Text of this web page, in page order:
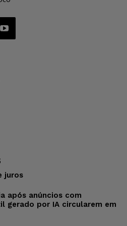
juros
após anúncios com
gerado por IA circularem em